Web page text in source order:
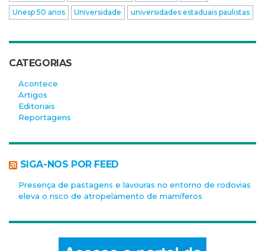
Unesp 50 anos
Universidade universidades estaduais paulistas
CATEGORIAS
Acontece
Artigos
Editoriais
Reportagens
SIGA-NOS POR FEED
Presença de pastagens e lavouras no entorno de rodovias
eleva o risco de atropelamento de mamíferos